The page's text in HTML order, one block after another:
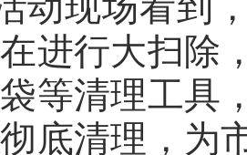
动现场看到
进行大扫除
等清理工具
底清理，为